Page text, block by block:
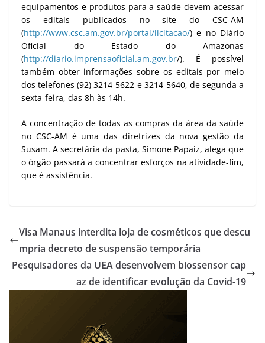
equipamentos e produtos para a saúde devem acessar
os editais publicados no site do CSC-AM
(http://www.csc.am.gov.br/portal/licitacao/) e no Diário
Oficial do Estado do Amazonas
(http://diario.imprensaoficial.am.gov.br/). É possível
também obter informações sobre os editais por meio
dos telefones (92) 3214-5622 e 3214-5640, de segunda a
sexta-feira, das 8h às 14h.
A concentração de todas as compras da área da saúde
no CSC-AM é uma das diretrizes da nova gestão da
Susam. A secretária da pasta, Simone Papaiz, alega que
o órgão passará a concentrar esforços na atividade-fim,
que é assistência.
Visa Manaus interdita loja de cosméticos que descu
mpria decreto de suspensão temporária
Pesquisadores da UEA desenvolvem biossensor cap
az de identificar evolução da Covid-19